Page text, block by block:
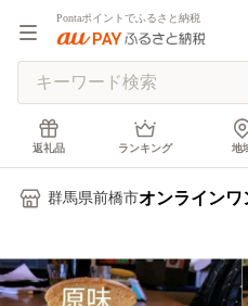
Pontaポイントでふるさと納税
返礼品 ランキング 地
群馬県前橋市オンラインワ